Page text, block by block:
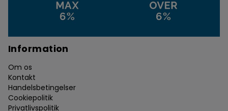
Information
Om os
Kontakt
Handelsbetingelser
Cookiepolitik
Privatlivspolitik